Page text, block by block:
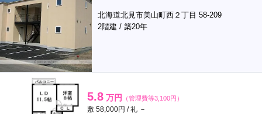
北海道北見市美山町西２丁目 58-209
2階建 / 築20年
5.8 万円 （管理費等3,100円）
敷 58,000円 / 礼 －